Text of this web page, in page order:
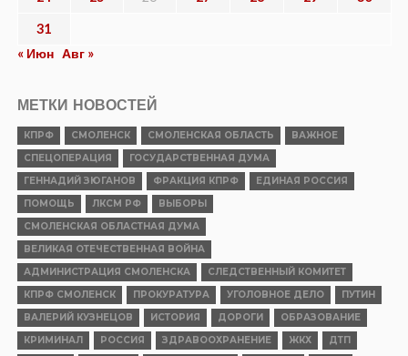
31
« Июн Авг »
МЕТКИ НОВОСТЕЙ
КПРФ СМОЛЕНСК СМОЛЕНСКАЯ ОБЛАСТЬ
ВАЖНОЕ
СПЕЦОПЕРАЦИЯ
ГОСУДАРСТВЕННАЯ ДУМА
ГЕННАДИЙ ЗЮГАНОВ
ФРАКЦИЯ КПРФ
ЕДИНАЯ РОССИЯ
ПОМОЩЬ
ЛКСМ РФ
ВЫБОРЫ
СМОЛЕНСКАЯ ОБЛАСТНАЯ ДУМА
ВЕЛИКАЯ ОТЕЧЕСТВЕННАЯ ВОЙНА
АДМИНИСТРАЦИЯ СМОЛЕНСКА
СЛЕДСТВЕННЫЙ КОМИТЕТ
КПРФ СМОЛЕНСК
ПРОКУРАТУРА УГОЛОВНОЕ ДЕЛО
ПУТИН
ВАЛЕРИЙ КУЗНЕЦОВ
ИСТОРИЯ ДОРОГИ
ОБРАЗОВАНИЕ
КРИМИНАЛ
РОССИЯ ЗДРАВООХРАНЕНИЕ ЖКХ ДТП